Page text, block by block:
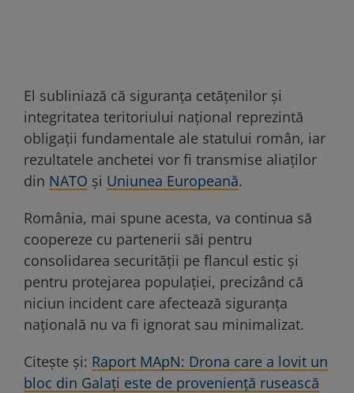
El subliniază că siguranța cetățenilor și
integritatea teritoriului național reprezintă
obligații fundamentale ale statului român, iar
rezultatele anchetei vor fi transmise aliaților
din NATO și Uniunea Europeană.
România, mai spune acesta, va continua să
coopereze cu partenerii săi pentru
consolidarea securității pe flancul estic și
pentru protejarea populației, precizând că
niciun incident care afectează siguranța
națională nu va fi ignorat sau minimalizat.
Citește și: Raport MApN: Drona care a lovit un
bloc din Galați este de proveniență rusească